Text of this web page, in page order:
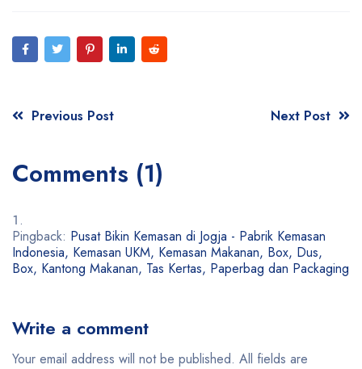
Previous Post Next Post
Comments (1)
Pingback: Pusat Bikin Kemasan di Jogja - Pabrik Kemasan
Indonesia, Kemasan UKM, Kemasan Makanan, Box, Dus,
Box, Kantong Makanan, Tas Kertas, Paperbag dan Packaging
Write a comment
Your email address will not be published. All fields are